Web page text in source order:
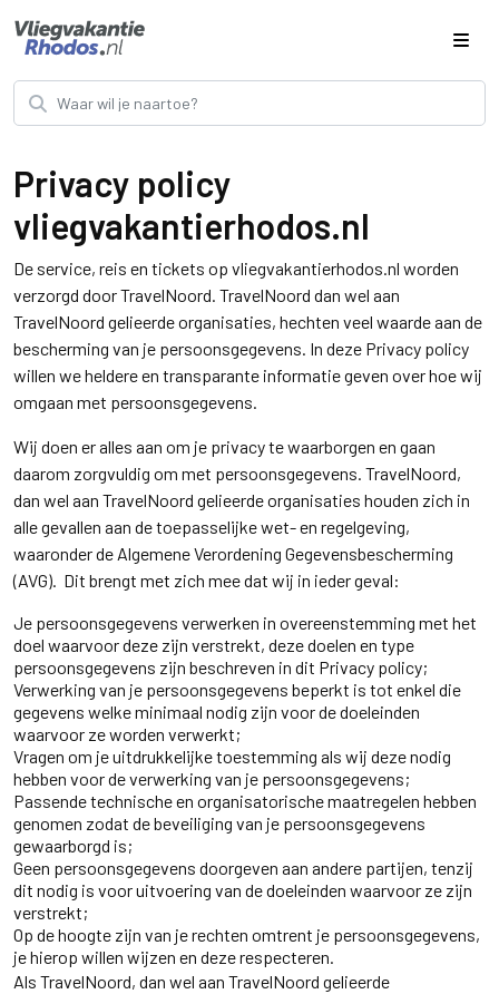
Privacy policy
vliegvakantierhodos.nl
De service, reis en tickets op vliegvakantierhodos.nl worden
verzorgd door TravelNoord. TravelNoord dan wel aan
TravelNoord gelieerde organisaties, hechten veel waarde aan de
bescherming van je persoonsgegevens. In deze Privacy policy
willen we heldere en transparante informatie geven over hoe wij
omgaan met persoonsgegevens.
Wij doen er alles aan om je privacy te waarborgen en gaan
daarom zorgvuldig om met persoonsgegevens. TravelNoord,
dan wel aan TravelNoord gelieerde organisaties houden zich in
alle gevallen aan de toepasselijke wet- en regelgeving,
waaronder de Algemene Verordening Gegevensbescherming
(AVG). Dit brengt met zich mee dat wij in ieder geval:
Je persoonsgegevens verwerken in overeenstemming met het
doel waarvoor deze zijn verstrekt, deze doelen en type
persoonsgegevens zijn beschreven in dit Privacy policy;
Verwerking van je persoonsgegevens beperkt is tot enkel die
gegevens welke minimaal nodig zijn voor de doeleinden
waarvoor ze worden verwerkt;
Vragen om je uitdrukkelijke toestemming als wij deze nodig
hebben voor de verwerking van je persoonsgegevens;
Passende technische en organisatorische maatregelen hebben
genomen zodat de beveiliging van je persoonsgegevens
gewaarborgd is;
Geen persoonsgegevens doorgeven aan andere partijen, tenzij
dit nodig is voor uitvoering van de doeleinden waarvoor ze zijn
verstrekt;
Op de hoogte zijn van je rechten omtrent je persoonsgegevens,
je hierop willen wijzen en deze respecteren.
Als TravelNoord, dan wel aan TravelNoord gelieerde